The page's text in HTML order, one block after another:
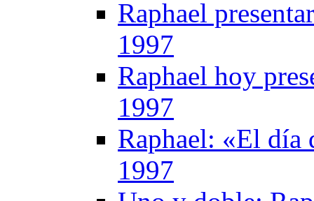
Raphael
1997
Raphael hoy
1997
Raphael: «El día
1997